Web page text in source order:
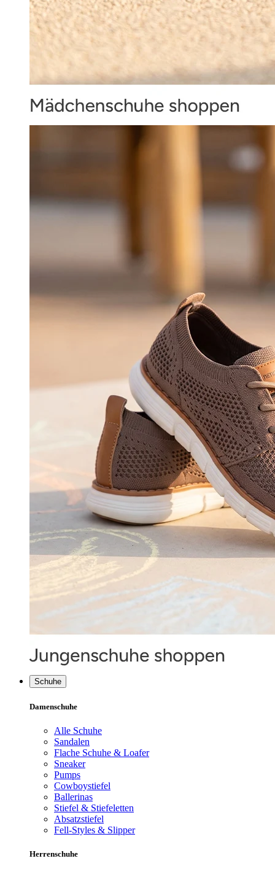
Schuhe
Damenschuhe
Alle Schuhe
Sandalen
Flache Schuhe & Loafer
Sneaker
Pumps
Cowboystiefel
Ballerinas
Stiefel & Stiefeletten
Absatzstiefel
Fell-Styles & Slipper
Herrenschuhe